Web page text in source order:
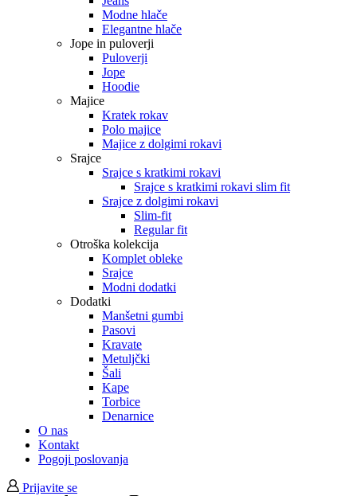
Modne hlače
Elegantne hlače
Jope in puloverji
Puloverji
Jope
Hoodie
Majice
Kratek rokav
Polo majice
Majice z dolgimi rokavi
Srajce
Srajce s kratkimi rokavi
Srajce s kratkimi rokavi slim fit
Srajce z dolgimi rokavi
Slim-fit
Regular fit
Otroška kolekcija
Komplet obleke
Srajce
Modni dodatki
Dodatki
Manšetni gumbi
Pasovi
Kravate
Metuljčki
Šali
Kape
Torbice
Denarnice
O nas
Kontakt
Pogoji poslovanja
Prijavite se